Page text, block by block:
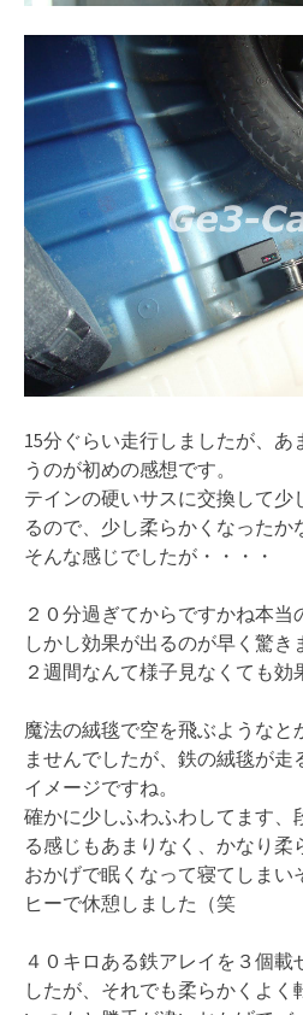
15分ぐらい走行しましたが、
うのが初めの感想です。
テインの硬いサスに交換して少
るので、少し柔らかくなったか
そんな感じでしたが・・・・
２０分過ぎてからですかね本当
しかし効果が出るのが早く驚き
２週間なんて様子見なくても効
魔法の絨毯で空を飛ぶようなと
ませんでしたが、 鉄の絨毯が走
イメージですね。
確かに少しふわふわしてます、
る感じもあまりなく、かなり柔
おかげで眠くなって寝てしまい
ヒーで休憩しました（笑
４０キロある鉄アレイを３個載
したが、それでも柔らかくよく